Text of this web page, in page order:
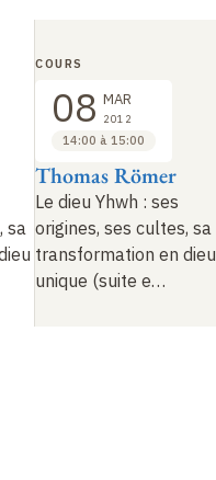
sa
Le dieu Yhwh : ses
origines, ses cultes, sa
transformation en dieu
unique (suite e…
Thomas Römer
COURS
08 MAR
2012
14:00 à 15:00